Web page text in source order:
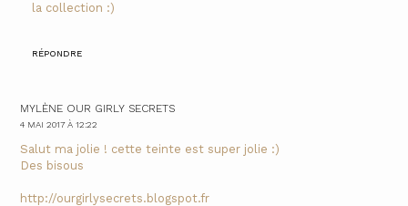
la collection :)
RÉPONDRE
MYLÈNE OUR GIRLY SECRETS
4 MAI 2017 À 12:22
Salut ma jolie ! cette teinte est super jolie :)
Des bisous
http://ourgirlysecrets.blogspot.fr